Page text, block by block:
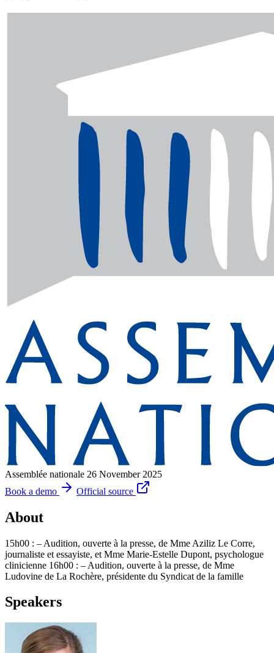
Assemblée nationale 26 November 2025
Book a demo
Official source
About
15h00 : – Audition, ouverte à la presse, de Mme Aziliz Le Corre,
journaliste et essayiste, et Mme Marie-Estelle Dupont, psychologue
clinicienne 16h00 : – Audition, ouverte à la presse, de Mme
Ludovine de La Rochère, présidente du Syndicat de la famille
Speakers